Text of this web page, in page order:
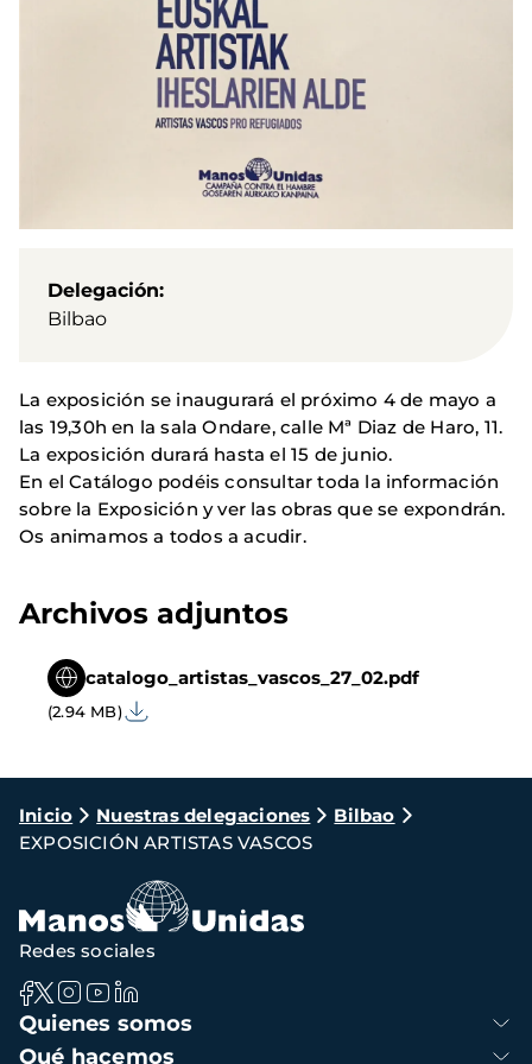
Delegación
Bilbao
La exposición se inaugurará el próximo 4 de mayo a
las 19,30h en la sala Ondare, calle Mª Diaz de Haro, 11.
La exposición durará hasta el 15 de junio.
En el Catálogo podéis consultar toda la información
sobre la Exposición y ver las obras que se expondrán.
Os animamos a todos a acudir.
Archivos adjuntos
catalogo_artistas_vascos_27_02.pdf
(2.94 MB)
Ruta
de
navegación
Inicio Nuestras delegaciones
Bilbao
EXPOSICIÓN ARTISTAS VASCOS
Navegación
principal
Quienes somos
Qué hacemos
Redes sociales